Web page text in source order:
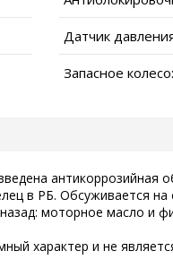
Датчик
Запасное
антикоррозийная
в РБ. Обсуживается
моторное масло и
характер и не